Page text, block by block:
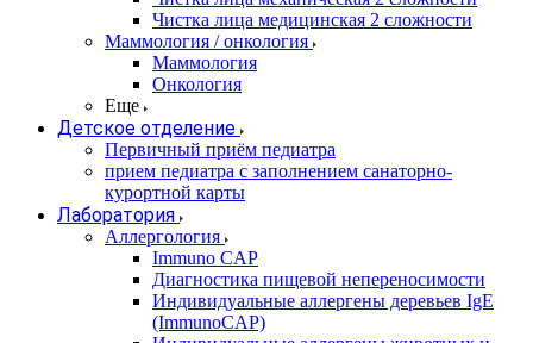
Чистка лица медицинская 2 сложности
Маммология / онкология
Маммология
Онкология
Еще
Детское отделение
Первичный приём педиатра
прием педиатра с заполнением санаторно-
курортной карты
Лаборатория
Аллергология
Immuno CAP
Диагностика пищевой непереносимости
Индивидуальные аллергены деревьев IgE
(ImmunoCAP)